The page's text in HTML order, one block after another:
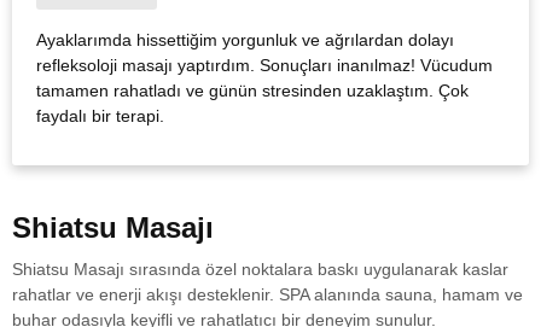
Ayaklarımda hissettiğim yorgunluk ve ağrılardan dolayı
refleksoloji masajı yaptırdım. Sonuçları inanılmaz! Vücudum
tamamen rahatladı ve günün stresinden uzaklaştım. Çok
faydalı bir terapi.
Shiatsu Masajı
Shiatsu Masajı sırasında özel noktalara baskı uygulanarak kaslar
rahatlar ve enerji akışı desteklenir. SPA alanında sauna, hamam ve
buhar odasıyla keyifli ve rahatlatıcı bir deneyim sunulur.